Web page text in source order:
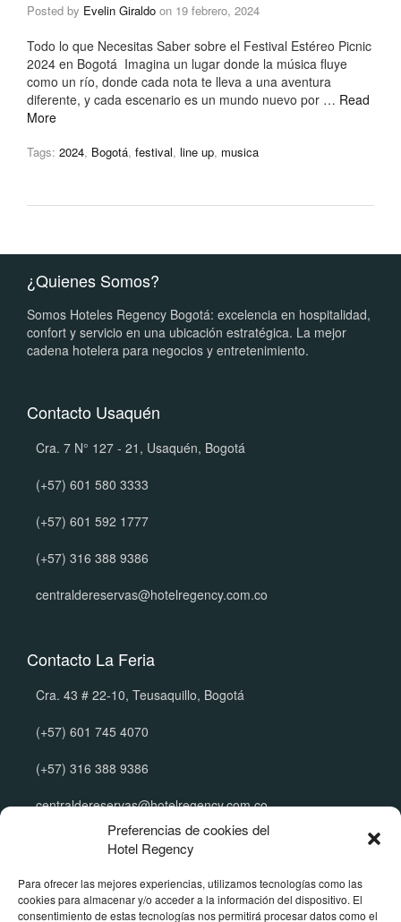
Preferencias de cookies del
Hotel Regency
Para ofrecer las mejores experiencias, utilizamos tecnologías como las
cookies para almacenar y/o acceder a la información del dispositivo. El
consentimiento de estas tecnologías nos permitirá procesar datos como el
Posted by Evelin Giraldo on 19 febrero, 2024
Todo lo que Necesitas Saber sobre el Festival Estéreo Picnic
2024 en Bogotá Imagina un lugar donde la música fluye
como un río, donde cada nota te lleva a una aventura
diferente, y cada escenario es un mundo nuevo por … Read
More
Tags: 2024, Bogotá, festival, line up, musica
¿Quienes Somos?
Somos Hoteles Regency Bogotá: excelencia en hospitalidad,
confort y servicio en una ubicación estratégica. La mejor
cadena hotelera para negocios y entretenimiento.
Contacto Usaquén
Cra. 7 N° 127 - 21, Usaquén, Bogotá
(+57) 601 580 3333
(+57) 601 592 1777
(+57) 316 388 9386
centraldereservas@hotelregency.com.co
Contacto La Feria
Cra. 43 # 22-10, Teusaquillo, Bogotá
(+57) 601 745 4070
(+57) 316 388 9386
centraldereservas@hotelregency.com.co
Manual de tratamiento de datos